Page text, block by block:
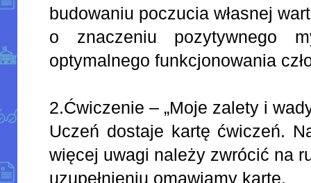
budowaniu poczucia własnej
o znaczeniu pozytywnego
optymalnego funkcjonowania
2.Ćwiczenie – „Moje zalety i
Uczeń dostaje kartę ćwiczeń.
więcej uwagi należy zwrócić na
uzupełnieniu omawiamy kartę.